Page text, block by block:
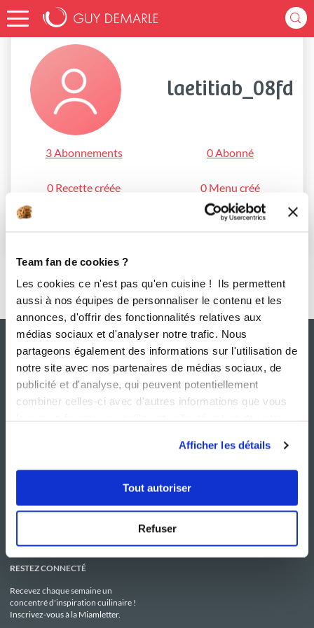
Team fan de cookies ?
Les cookies ce n'est pas qu'en cuisine ! Ils permettent
aussi à nos équipes de personnaliser le contenu et les
annonces, d'offrir des fonctionnalités relatives aux
médias sociaux et d'analyser notre trafic. Nous
partageons également des informations sur l'utilisation de
notre site avec nos partenaires de médias sociaux, de
publicité et d'analyse, qui peuvent potentiellement
combiner celles-ci avec d'autres informations que vous
Afficher les détails
Tout autoriser
Refuser
Accueil laetitiab_08fd
laetitiab_08fd
3 Abonnements 0 Abonné
0 Recette créée 0 Menu créé
Le Mag'
Boutique
C.G.U
Politique de confidentialité
Utilisation des Cookies
RESTEZ CONNECTÉ
Recevez chaque semaine un
concentré d'inspiration cuilinaire !
Inscrivez-vous à la Miamletter.